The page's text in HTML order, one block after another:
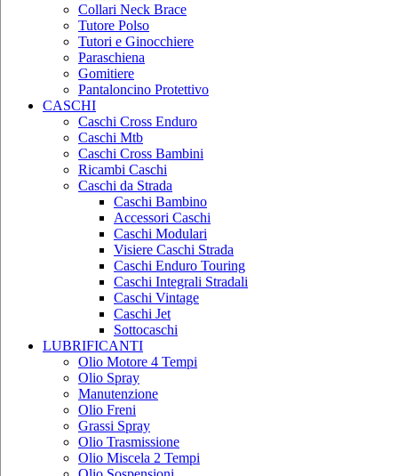
Collari Neck Brace
Tutore Polso
Tutori e Ginocchiere
Paraschiena
Gomitiere
Pantaloncino Protettivo
CASCHI
Caschi Cross Enduro
Caschi Mtb
Caschi Cross Bambini
Ricambi Caschi
Caschi da Strada
Caschi Bambino
Accessori Caschi
Caschi Modulari
Visiere Caschi Strada
Caschi Enduro Touring
Caschi Integrali Stradali
Caschi Vintage
Caschi Jet
Sottocaschi
LUBRIFICANTI
Olio Motore 4 Tempi
Olio Spray
Manutenzione
Olio Freni
Grassi Spray
Olio Trasmissione
Olio Miscela 2 Tempi